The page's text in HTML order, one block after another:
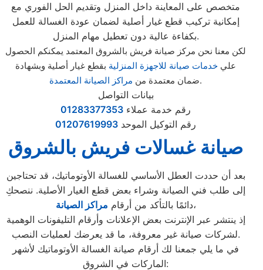
متخصص على المعاينة داخل المنزل وتقديم الحل الفوري مع
إمكانية تركيب قطع غيار أصلية لضمان عودة الغسالة للعمل
بكفاءة عالية دون تعطيل مهام المنزل.
لكن معنا نحن مركز صيانة فريش بالشروق المعتمد يمكنكم الحصول
علي خدمات صيانة للاجهزة المنزلية بقطع غيار أصلية وبشهادة
ضمان معتمدة من مراكز الصيانة المعتمدة .
بيانات التواصل
رقم خدمة عملاء 01283377353
رقم التوكيل الموحد 01207619993
صيانة غسالات فريش بالشروق
بعد أن حددت العطل الأساسي للغسالة الأوتوماتيك، قد تحتاجين
إلى طلب فني الصيانة وشراء بعض قطع الغيار الأصلية. ننصحكِ
دائمًا بالتأكد من أرقام مراكز الصيانة
،
إذ ينتشر عبر الإنترنت بعض الإعلانات وأرقام التليفونات الوهمية
لشركات صيانة غير معروفة، ما قد يعرضك لعمليات النصب.
في ما يلي جمعنا لك أرقام صيانة الغسالة الأوتوماتيك لأشهر
الماركات في الشروق: